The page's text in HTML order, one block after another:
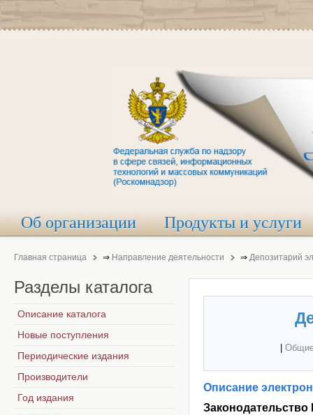
Об организации Продукты и услуги
Главная страница ⇒ Направление деятельности ⇒ Депозитарий
Описание
Разделы каталога
Описание каталога
Новые поступления
Периодические издания
Производители
Год издания